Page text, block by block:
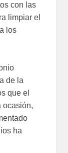
con las
limpiar el
los
de la
que el
ocasión,
ha